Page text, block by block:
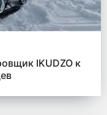
IKUDZO к